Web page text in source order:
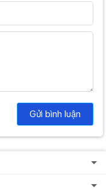
Gửi bình luận